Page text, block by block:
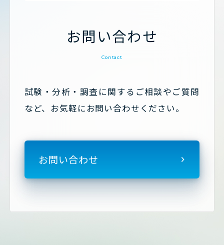
お問い合わせ
Contact
試験・分析・調査に関するご相談やご質問
など、お気軽にお問い合わせください。
お問い合わせ